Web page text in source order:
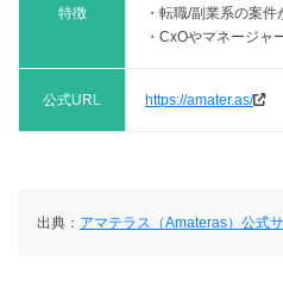
特徴
・転職/副業系の案件
・CxOやマネージャ
公式URL https://amater.as/
出典： アマテラス（Amateras）公式